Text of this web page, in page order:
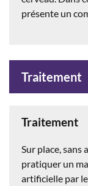
présente un
Traitement
Traitement
Sur place, sans
pratiquer un
artificielle par